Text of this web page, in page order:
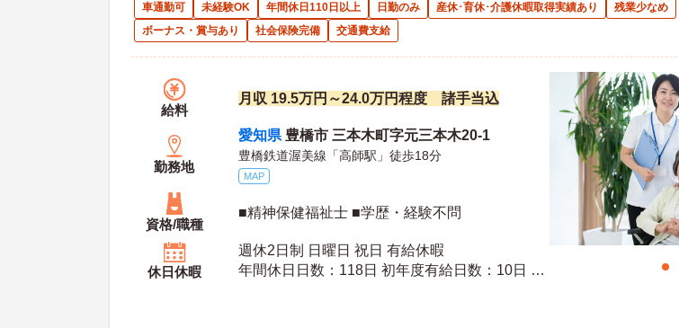
車通勤可 未経験OK 年間休日110日以上 日勤のみ 産休･育休･介護休暇取得実績あり
残業少なめ
ボーナス・賞与あり
社会保険完備 交通費支給
給料
月収 19.5万円～24.0万円程度 諸手当込
勤務地
愛知県 豊橋市 三本木町字元三本木20-1
豊橋鉄道渥美線「高師駅」徒歩18分
MAP
資格/職種
■精神保健福祉士 ■学歴・経験不問
休日休暇
週休2日制 日曜日 祝日 有給休暇
年間休日日数：118日 初年度有給日数：10日 最